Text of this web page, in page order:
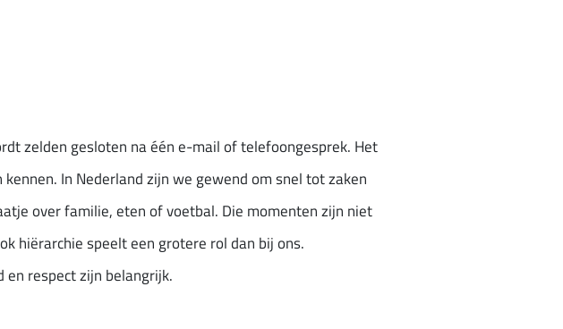
zelden gesloten na één e-mail of telefoongesprek. Het
In Nederland zijn we gewend om snel tot zaken
over familie, eten of voetbal. Die momenten zijn niet
hiërarchie speelt een grotere rol dan bij ons.
en respect zijn belangrijk.